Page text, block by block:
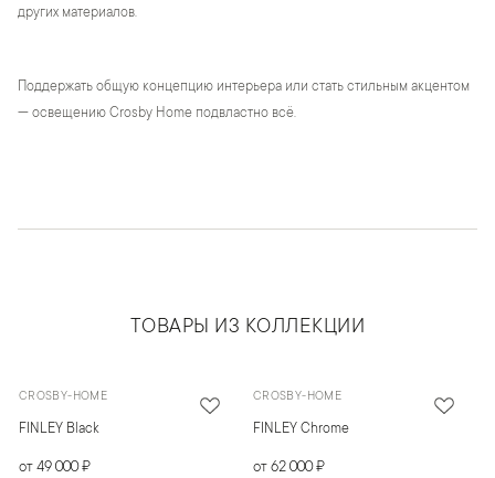
других материалов.
Поддержать общую концепцию интерьера или стать стильным акцентом
— освещению Crosby Home подвластно всё.
ТОВАРЫ ИЗ КОЛЛЕКЦИИ
CROSBY-HOME
FINLEY Black
от 49 000 ₽
CROSBY-HOME
FINLEY Chrome
от 62 000 ₽